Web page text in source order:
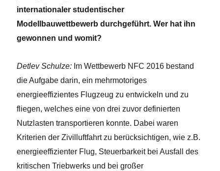
internationaler studentischer
Modellbauwettbewerb durchgeführt. Wer hat ihn
gewonnen und womit?
Detlev Schulze: Im Wettbewerb NFC 2016 bestand
die Aufgabe darin, ein mehrmotoriges
energieeffizientes Flugzeug zu entwickeln und zu
fliegen, welches eine von drei zuvor definierten
Nutzlasten transportieren konnte. Dabei waren
Kriterien der Zivilluftfahrt zu berücksichtigen, wie z.B.
energieeffizienter Flug, Steuerbarkeit bei Ausfall des
kritischen Triebwerks und bei großer